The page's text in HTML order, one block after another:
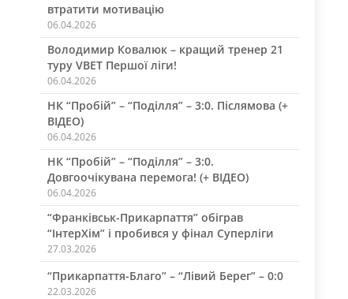
втратити мотивацію
06.04.2026
Володимир Ковалюк – кращий тренер 21
туру VBET Першої ліги!
06.04.2026
НК “Пробій” – “Поділля” – 3:0. Післямова (+
ВІДЕО)
06.04.2026
НК “Пробій” – “Поділля” – 3:0.
Довгоочікувана перемога! (+ ВІДЕО)
06.04.2026
“Франківськ-Прикарпаття” обіграв
“ІнтерХім” і пробився у фінал Суперліги
27.03.2026
“Прикарпаття-Благо” – “Лівий Берег” – 0:0
22.03.2026